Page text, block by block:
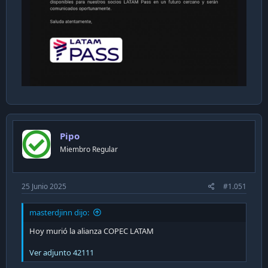
Pipo
Miembro Regular
25 Junio 2025 #1.051
masterdjinn dijo:
Hoy murió la alianza COPEC LATAM
Ver adjunto 42111